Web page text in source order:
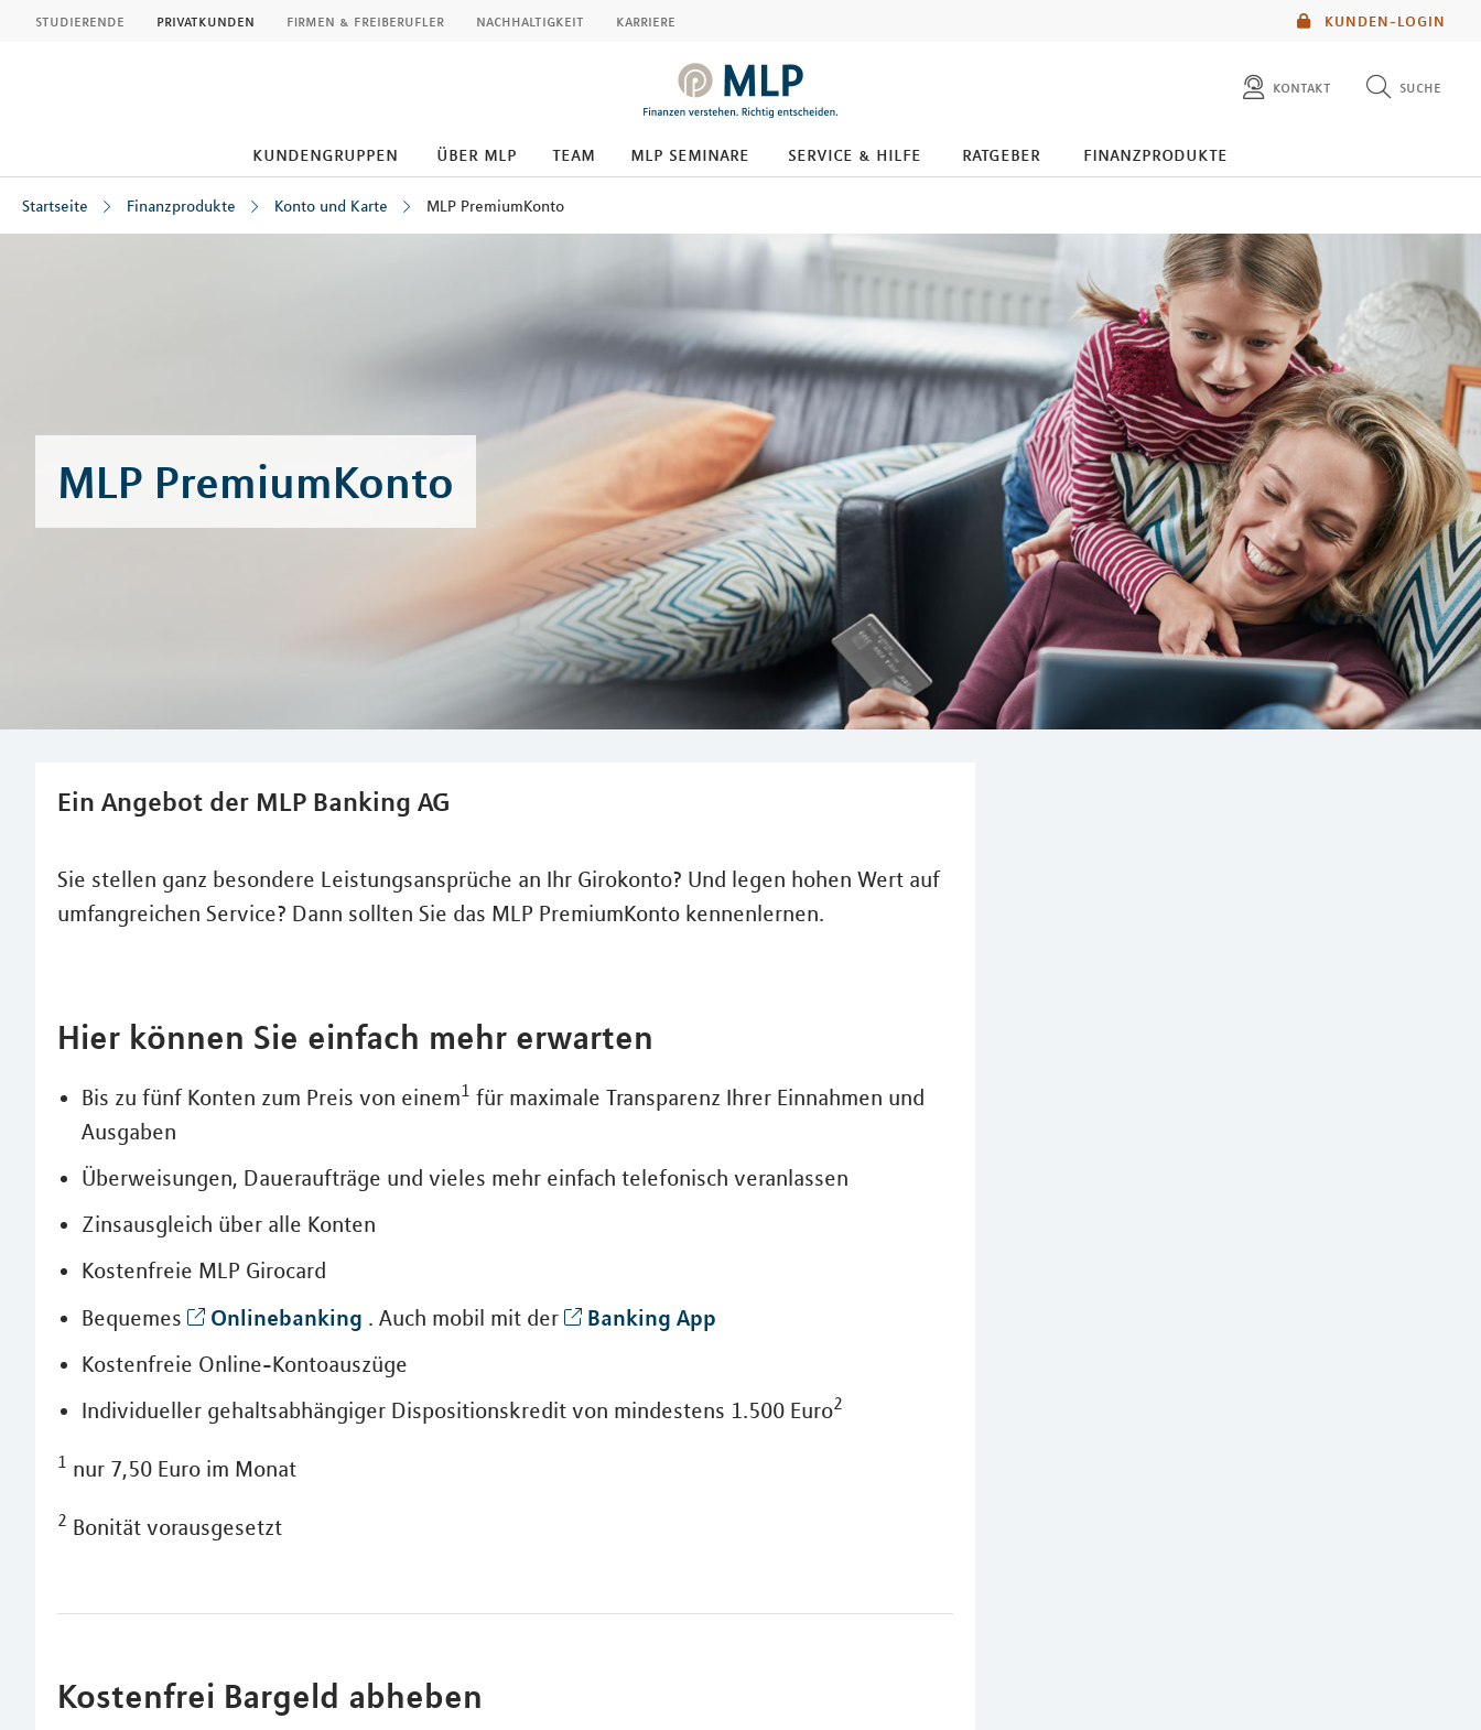
KUNDEN-LOGIN
studierende privatkunden firmen & freiberufler nachhaltigkeit karriere
kontakt suche
diese website durchsuchen
kundengruppen über mlp team mlp seminare service & hilfe ratgeber finanzprodukte
Startseite Finanzprodukte Konto und Karte MLP PremiumKonto
MLP PremiumKonto
Ein Angebot der MLP Banking AG
Sie stellen ganz besondere Leistungsansprüche an Ihr Girokonto? Und legen hohen Wert auf
umfangreichen Service? Dann sollten Sie das MLP PremiumKonto kennenlernen.
Hier können Sie einfach mehr erwarten
Bis zu fünf Konten zum Preis von einem1 für maximale Transparenz Ihrer Einnahmen und
Ausgaben
Überweisungen, Daueraufträge und vieles mehr einfach telefonisch veranlassen
Zinsausgleich über alle Konten
Kostenfreie MLP Girocard
Bequemes
Onlinebanking . Auch mobil mit der Banking App
Kostenfreie Online-Kontoauszüge
Individueller gehaltsabhängiger Dispositionskredit von mindestens 1.500 Euro2
1 nur 7,50 Euro im Monat
2 Bonität vorausgesetzt
Kostenfrei Bargeld abheben